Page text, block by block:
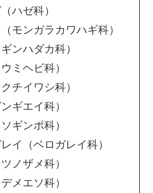
ハゼ科）
モンガラカワハギ科）
ンハダカ科）
ミヘビ科）
チイワシ科）
ギエイ科）
ギンポ科）
イ（ベロガレイ科）
ノザメ科）
メエソ科）